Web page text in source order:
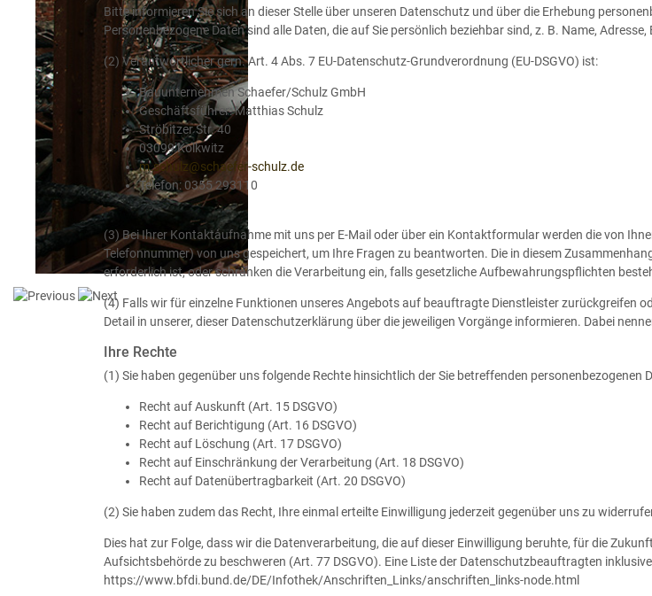
Schöne an
unserem
Beruf."
Matthias Schulz,
Geschäftsführer
Bitte informieren Sie sich an dieser Stelle über unseren Datenschutz und über die Erhebung
Personenbezogene Daten sind alle Daten, die auf Sie persönlich beziehbar sind, z. B. Name,
(2) Verantwortlicher gern. Art. 4 Abs. 7 EU-Datenschutz-Grundverordnung (EU-DSGVO) ist:
Bauunternehmen Schaefer/Schulz GmbH
Geschäftsführer: Matthias Schulz
Ströbitzer Str. 40
03099 Kolkwitz
m.schulz@schaefer-schulz.de
Telefon: 0355 293110
(3) Bei Ihrer Kontaktaufnahme mit uns per E-Mail oder über ein Kontaktformular werden die von
Telefonnummer) von uns gespeichert, um Ihre Fragen zu beantworten. Die in diesem
erforderlich ist, oder schränken die Verarbeitung ein, falls gesetzliche Aufbewahrungspflichten
(4) Falls wir für einzelne Funktionen unseres Angebots auf beauftragte Dienstleister zurückgreifen
Detail in unserer, dieser Datenschutzerklärung über die jeweiligen Vorgänge informieren. Dabei
Ihre Rechte
(1) Sie haben gegenüber uns folgende Rechte hinsichtlich der Sie betreffenden personenbezogenen
Recht auf Auskunft (Art. 15 DSGVO)
Recht auf Berichtigung (Art. 16 DSGVO)
Recht auf Löschung (Art. 17 DSGVO)
Recht auf Einschränkung der Verarbeitung (Art. 18 DSGVO)
Recht auf Datenübertragbarkeit (Art. 20 DSGVO)
(2) Sie haben zudem das Recht, Ihre einmal erteilte Einwilligung jederzeit gegenüber uns zu
Dies hat zur Folge, dass wir die Datenverarbeitung, die auf dieser Einwilligung beruhte, für die
Aufsichtsbehörde zu beschweren (Art. 77 DSGVO). Eine Liste der Datenschutzbeauftragten
https://www.bfdi.bund.de/DE/Infothek/Anschriften_Links/anschriften_links-node.html